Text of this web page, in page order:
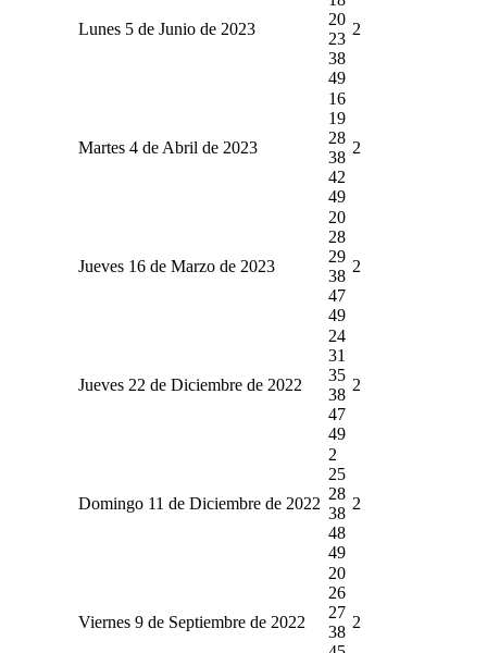
Lunes 5 de Junio de 2023
20
23
38
49
2
Martes 4 de Abril de 2023
16
19
28
38
42
49
2
Jueves 16 de Marzo de 2023
20
28
29
38
47
49
2
Jueves 22 de Diciembre de 2022
24
31
35
38
47
49
2
Domingo 11 de Diciembre de 2022
2
25
28
38
48
49
2
Viernes 9 de Septiembre de 2022
20
26
27
38
2